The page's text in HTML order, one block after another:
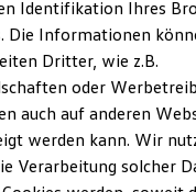
und Updates
ID.
Identifikation Ihres
Die Informationen
Dritter, wie z.B.
oder
auch auf anderen
werden kann. Wir
Verarbeitung solcher